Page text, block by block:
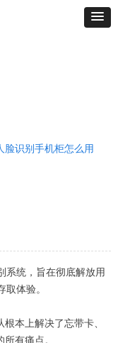
脸识别手机柜怎么用
系统，旨在彻底解放用
体验。
根本上解决了忘带卡、
有痛点。